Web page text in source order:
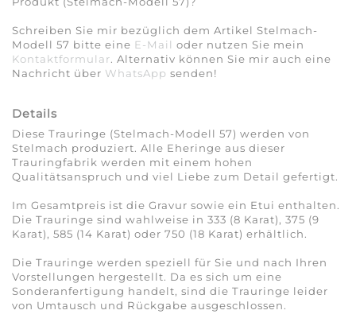
Schreiben Sie mir bezüglich dem Artikel Stelmach-
Modell 57 bitte eine E-Mail oder nutzen Sie mein
Kontaktformular. Alternativ können Sie mir auch eine
Nachricht über WhatsApp senden!
Details
Diese Trauringe (Stelmach-Modell 57) werden von
Stelmach produziert. Alle Eheringe aus dieser
Trauringfabrik werden mit einem hohen
Qualitätsanspruch und viel Liebe zum Detail gefertigt.
Im Gesamtpreis ist die Gravur sowie ein Etui enthalten.
Die Trauringe sind wahlweise in 333 (8 Karat), 375 (9
Karat), 585 (14 Karat) oder 750 (18 Karat) erhältlich.
Die Trauringe werden speziell für Sie und nach Ihren
Vorstellungen hergestellt. Da es sich um eine
Sonderanfertigung handelt, sind die Trauringe leider
von Umtausch und Rückgabe ausgeschlossen.